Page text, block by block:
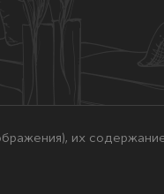
их